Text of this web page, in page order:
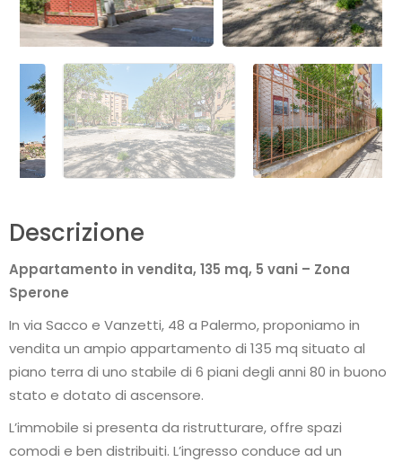
Descrizione
Appartamento in vendita, 135 mq, 5 vani – Zona
Sperone
In via Sacco e Vanzetti, 48 a Palermo, proponiamo in
vendita un ampio appartamento di 135 mq situato al
piano terra di uno stabile di 6 piani degli anni 80 in buono
stato e dotato di ascensore.
L’immobile si presenta da ristrutturare, offre spazi
comodi e ben distribuiti. L’ingresso conduce ad un